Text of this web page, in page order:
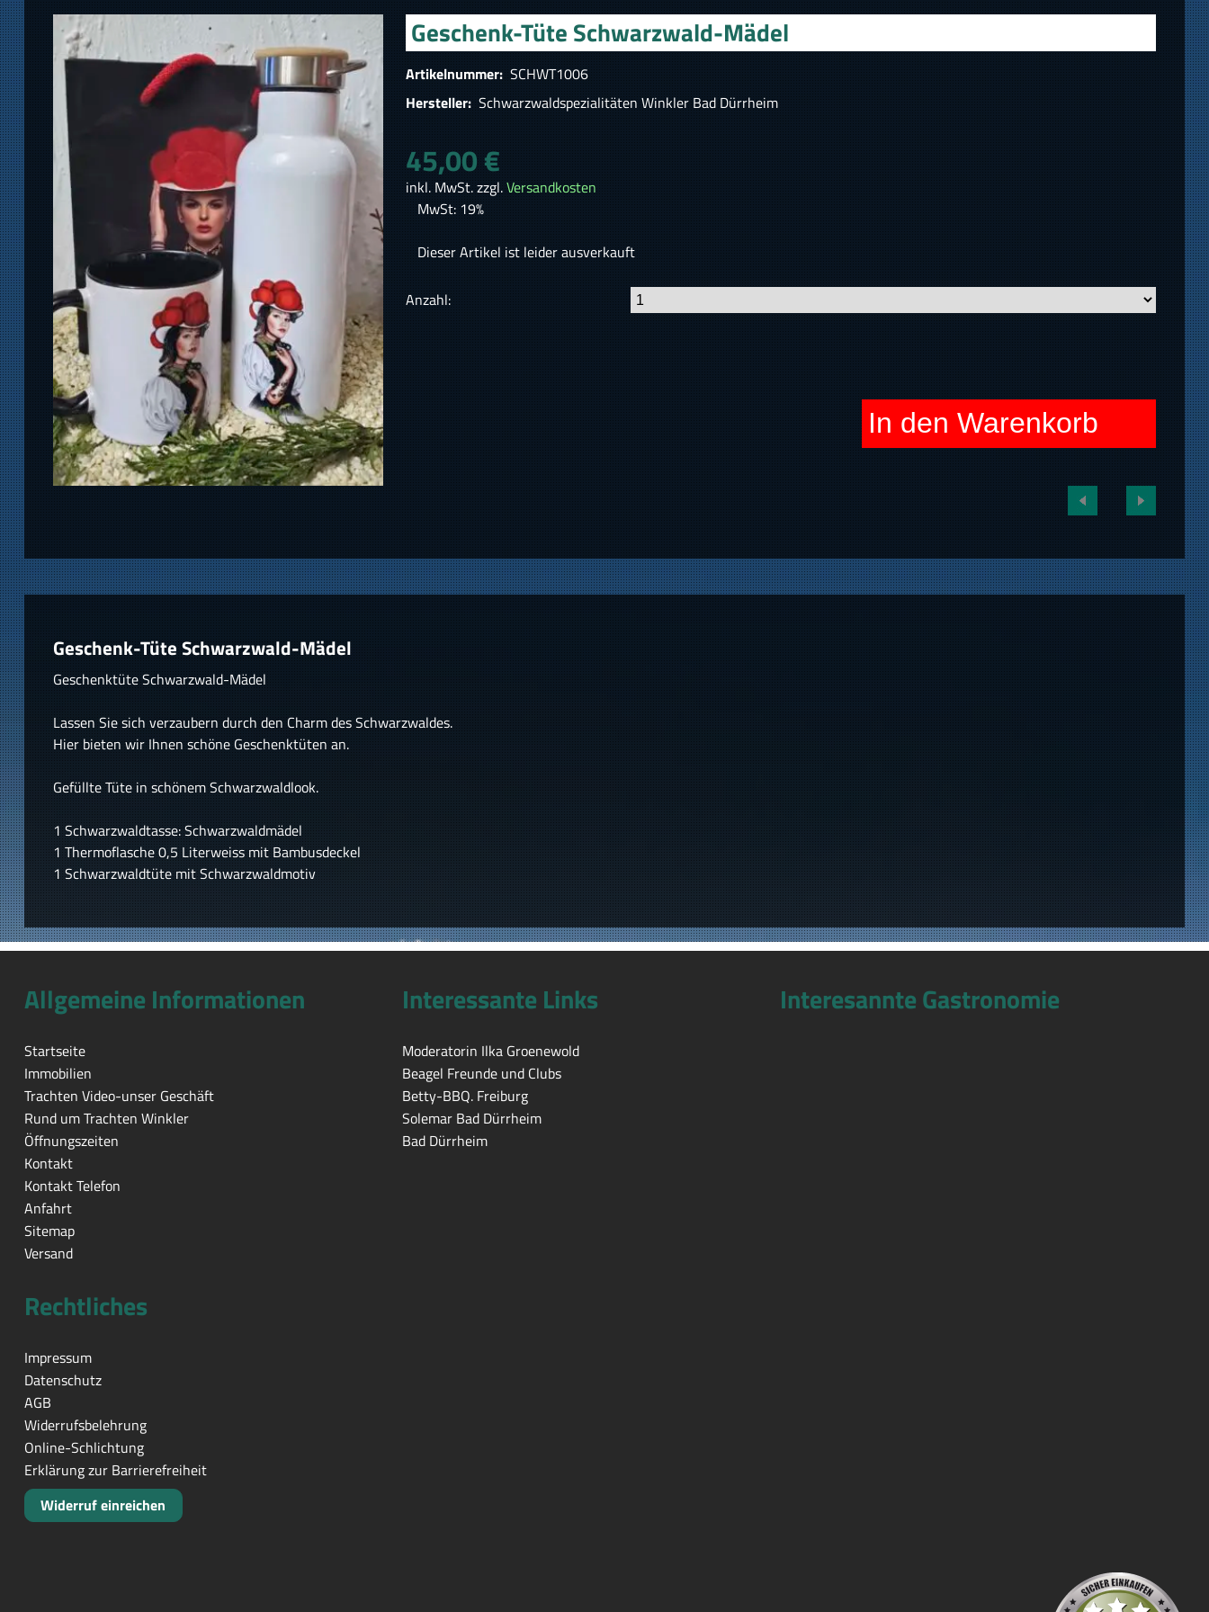
Geschenk-Tüte Schwarzwald-Mädel
Artikelnummer: SCHWT1006
Hersteller: Schwarzwaldspezialitäten Winkler Bad Dürrheim
45,00 €
inkl. MwSt. zzgl.Versandkosten
MwSt: 19%
Dieser Artikel ist leider ausverkauft
Anzahl:
In den Warenkorb
Geschenk-Tüte Schwarzwald-Mädel
Geschenktüte Schwarzwald-Mädel
Lassen Sie sich verzaubern durch den Charm des Schwarzwaldes.
Hier bieten wir Ihnen schöne Geschenktüten an.
Gefüllte Tüte in schönem Schwarzwaldlook.
1 Schwarzwaldtasse: Schwarzwaldmädel
1 Thermoflasche 0,5 Literweiss mit Bambusdeckel
1 Schwarzwaldtüte mit Schwarzwaldmotiv
Allgemeine Informationen
Startseite
Immobilien
Trachten Video-unser Geschäft
Rund um Trachten Winkler
Öffnungszeiten
Kontakt
Kontakt Telefon
Anfahrt
Sitemap
Versand
Interessante Links
Moderatorin Ilka Groenewold
Beagel Freunde und Clubs
Betty-BBQ. Freiburg
Solemar Bad Dürrheim
Bad Dürrheim
Interesannte Gastronomie
Rechtliches
Impressum
Datenschutz
AGB
Widerrufsbelehrung
Online-Schlichtung
Erklärung zur Barrierefreiheit
Widerruf einreichen